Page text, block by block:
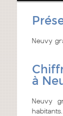
Neuvy
à
Neuvy